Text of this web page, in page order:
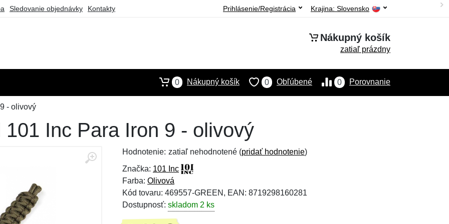
Sledovanie objednávky Kontakty Krajina: Slovensko
Prihlásenie/Registrácia
Nákupný košík
zatiaľ prázdny
0 Porovnanie
0 Obľúbené
0 Nákupný košík
- olivový
Inc Para Iron 9 - olivový
Hodnotenie: zatiaľ nehodnotené (pridať hodnotenie)
Značka: 101 Inc
Farba: Olivová
Kód tovaru: 469557-GREEN, EAN: 8719298160281
Dostupnosť: skladom 2 ks